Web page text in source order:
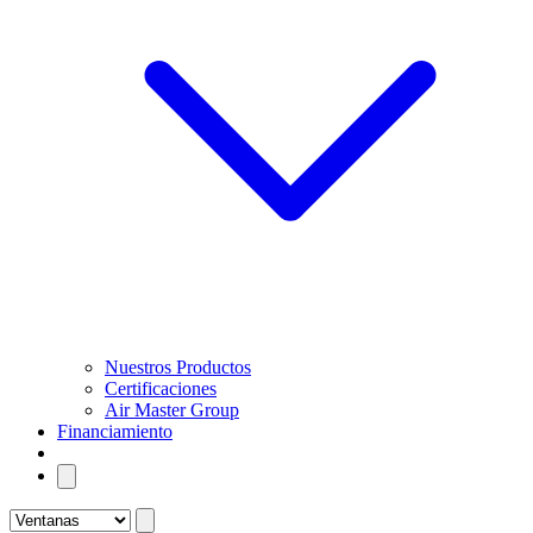
Nuestros Productos
Certificaciones
Air Master Group
Financiamiento